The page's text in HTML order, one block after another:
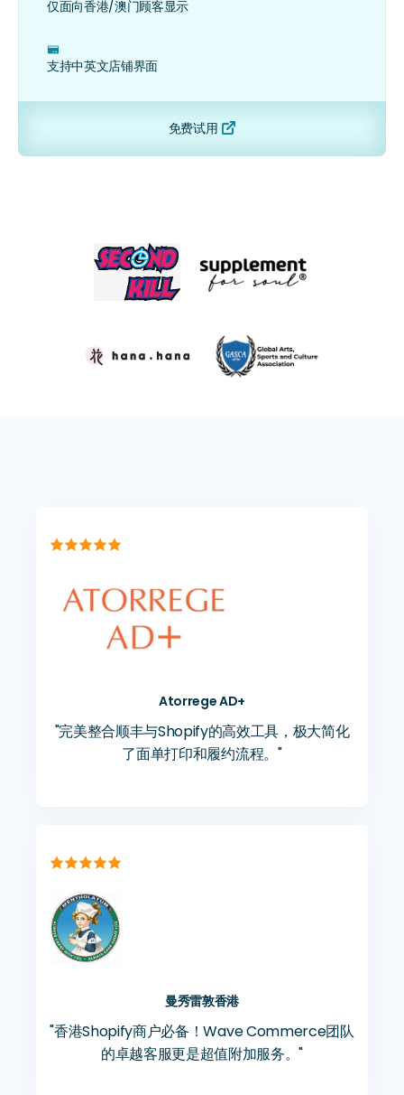
仅面向香港/澳门顾客显示
ﮧ
支持中英文店铺界面
免费试用

Atorrege AD+
"完美整合顺丰与Shopify的高效工具，极大简化
了面单打印和履约流程。"

曼秀雷敦香港
"香港Shopify商户必备！Wave Commerce团队
的卓越客服更是超值附加服务。"